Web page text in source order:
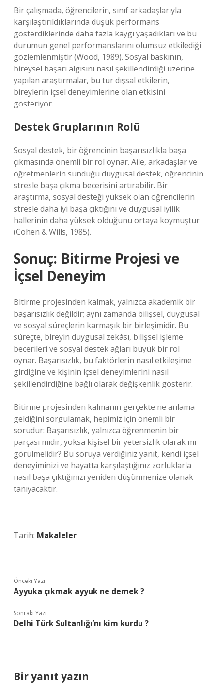
Bir çalışmada, öğrencilerin, sınıf arkadaşlarıyla
karşılaştırıldıklarında düşük performans
gösterdiklerinde daha fazla kaygı yaşadıkları ve bu
durumun genel performanslarını olumsuz etkilediği
gözlemlenmiştir (Wood, 1989). Sosyal baskının,
bireysel başarı algısını nasıl şekillendirdiği üzerine
yapılan araştırmalar, bu tür dışsal etkilerin,
bireylerin içsel deneyimlerine olan etkisini
gösteriyor.
Destek Gruplarının Rolü
Sosyal destek, bir öğrencinin başarısızlıkla başa
çıkmasında önemli bir rol oynar. Aile, arkadaşlar ve
öğretmenlerin sunduğu duygusal destek, öğrencinin
stresle başa çıkma becerisini artırabilir. Bir
araştırma, sosyal desteği yüksek olan öğrencilerin
stresle daha iyi başa çıktığını ve duygusal iyilik
hallerinin daha yüksek olduğunu ortaya koymuştur
(Cohen & Wills, 1985).
Sonuç: Bitirme Projesi ve
İçsel Deneyim
Bitirme projesinden kalmak, yalnızca akademik bir
başarısızlık değildir; aynı zamanda bilişsel, duygusal
ve sosyal süreçlerin karmaşık bir birleşimidir. Bu
süreçte, bireyin duygusal zekâsı, bilişsel işleme
becerileri ve sosyal destek ağları büyük bir rol
oynar. Başarısızlık, bu faktörlerin nasıl etkileşime
girdiğine ve kişinin içsel deneyimlerini nasıl
şekillendirdiğine bağlı olarak değişkenlik gösterir.
Bitirme projesinden kalmanın gerçekte ne anlama
geldiğini sorgulamak, hepimiz için önemli bir
sorudur: Başarısızlık, yalnızca öğrenmenin bir
parçası mıdır, yoksa kişisel bir yetersizlik olarak mı
görülmelidir? Bu soruya verdiğiniz yanıt, kendi içsel
deneyiminizi ve hayatta karşılaştığınız zorluklarla
nasıl başa çıktığınızı yeniden düşünmenize olanak
tanıyacaktır.
Tarih: Makaleler
Önceki Yazı
Ayyuka çıkmak ayyuk ne demek ?
Sonraki Yazı
Delhi Türk Sultanlığı’nı kim kurdu ?
Bir yanıt yazın